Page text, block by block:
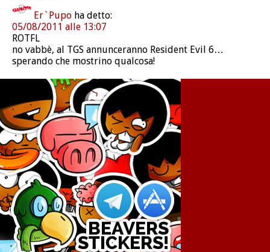
Er`Pupo ha detto:
05/08/2011 alle 13:07
ROTFL
no vabbè, al TGS annunceranno Resident Evil 6…
sperando che mostrino qualcosa!